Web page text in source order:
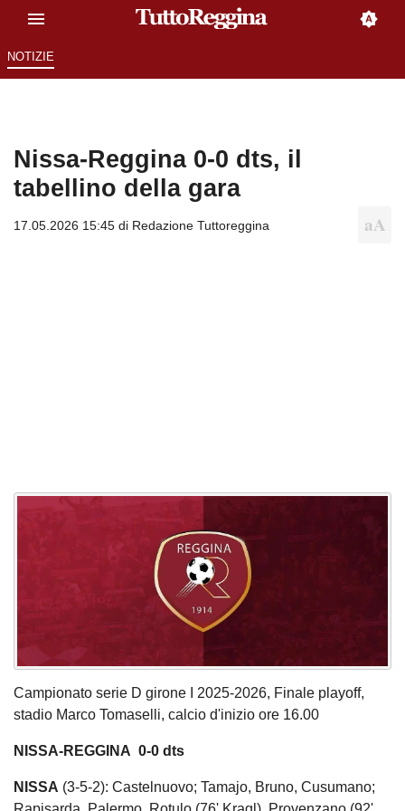
NOTIZIE
Nissa-Reggina 0-0 dts, il
tabellino della gara
17.05.2026 15:45 di Redazione Tuttoreggina
Campionato serie D girone I 2025-2026, Finale playoff,
stadio Marco Tomaselli, calcio d'inizio ore 16.00
NISSA-REGGINA 0-0 dts
NISSA (3-5-2): Castelnuovo; Tamajo, Bruno, Cusumano;